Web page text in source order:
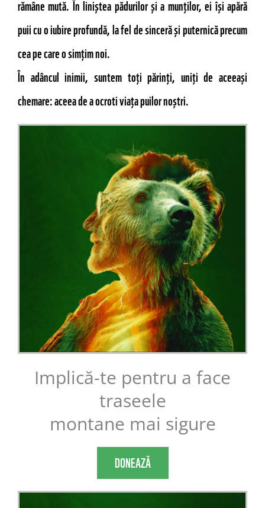
rămâne mută. În liniștea pădurilor și a munților, ei își apără
puii cu o iubire profundă, la fel de sinceră și puternică precum
cea pe care o simțim noi.
În adâncul inimii, suntem toți părinți, uniți de aceeași
chemare: aceea de a ocroti viața puilor noștri.
Implică-te pentru a face
traseele
montane mai sigure
DONEAZĂ